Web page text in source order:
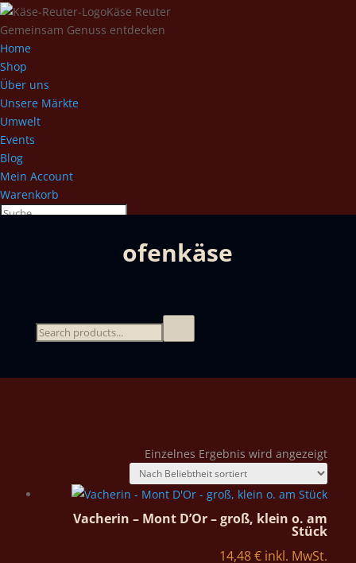
Käse Reuter
Gemeinsam Genuss entdecken
Home
Shop
Über uns
Unsere Märkte
Umwelt
Events
Blog
Mein Account
Warenkorb
ofenkäse
Einzelnes Ergebnis wird angezeigt
Vacherin – Mont D’Or – groß, klein o. am
Stück
14,48€ inkl. MwSt.